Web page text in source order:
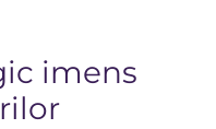
imens